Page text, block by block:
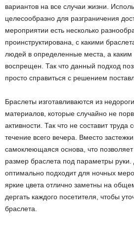
вариантов на все случаи жизни.
целесообразно для разграничения
мероприятии есть несколько
проинструктирована, с какими
людей в определенные места, а каким
воспрещен. Так что данный подход
просто справиться с решением
Браслеты изготавливаются из
материалов, которые случайно не
активности. Так что не составит труда
течение всего вечера. Вместо
самоклеющаяся основа, что
размер браслета под параметры
оптимально подходит для ночных
яркие цвета отлично заметны на
дергать каждого посетителя, чтобы
браслета.